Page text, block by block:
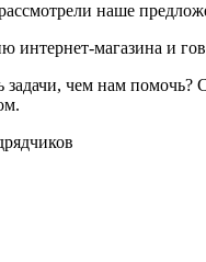
наше
магазина и
задачи, чем нам